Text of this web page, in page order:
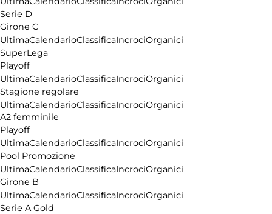
Serie D
Girone C
UltimaCalendarioClassificaIncrociOrganici
SuperLega
Playoff
UltimaCalendarioClassificaIncrociOrganici
Stagione regolare
UltimaCalendarioClassificaIncrociOrganici
A2 femminile
Playoff
UltimaCalendarioClassificaIncrociOrganici
Pool Promozione
UltimaCalendarioClassificaIncrociOrganici
Girone B
UltimaCalendarioClassificaIncrociOrganici
Serie A Gold